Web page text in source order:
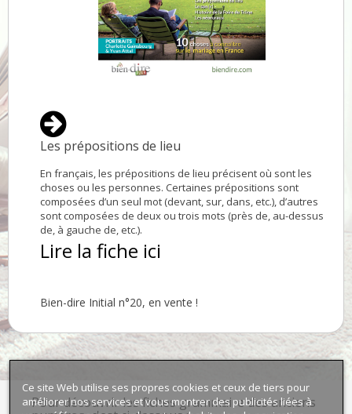
Les prépositions de lieu
En français, les prépositions de lieu précisent où sont les
choses ou les personnes. Certaines prépositions sont
composées d’un seul mot (devant, sur, dans, etc.), d’autres
sont composées de deux ou trois mots (près de, au-dessus
de, à gauche de, etc.).
Lire la fiche ici
Bien-dire Initial n°20, en vente !
Pour découvrir les fiches grammaire des anciens
Ce site Web utilise ses propres cookies et ceux de tiers pour
améliorer nos services et vous montrer des publicités liées à